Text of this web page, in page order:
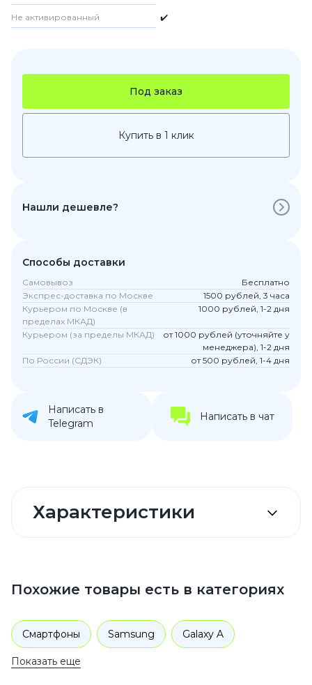
Не активированный ✔️
Под заказ
Купить в 1 клик
Нашли дешевле?
Способы доставки
Самовывоз
Бесплатно
Экспрес-доставка по Москве
1500 рублей, 3 часа
Курьером по Москве (в
пределах МКАД)
1000 рублей, 1-2 дня
Курьером (за пределы МКАД)
от 1000 рублей (уточняйте у
менеджера), 1-2 дня
По России (СДЭК)
от 500 рублей, 1-4 дня
Написать в
Telegram
Написать в чат
Характеристики
Похожие товары есть в категориях
Смартфоны Samsung Galaxy A
Показать еще